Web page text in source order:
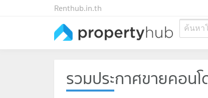
Renthub.in.th
ค้นหา
รวมประกาศขายคอนโ